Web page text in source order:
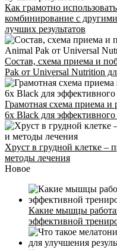
Как грамотно
комбинирование с
лучших результатов
Состав, схема приема и
Pak от Universal Nutrition
Грамотная схема приема и
6x Black для эффективного
Хруст в грудной клетке
методы лечения
Новое
Какие мышцы
эффективной
Стоимость
Расписание
Тренеры